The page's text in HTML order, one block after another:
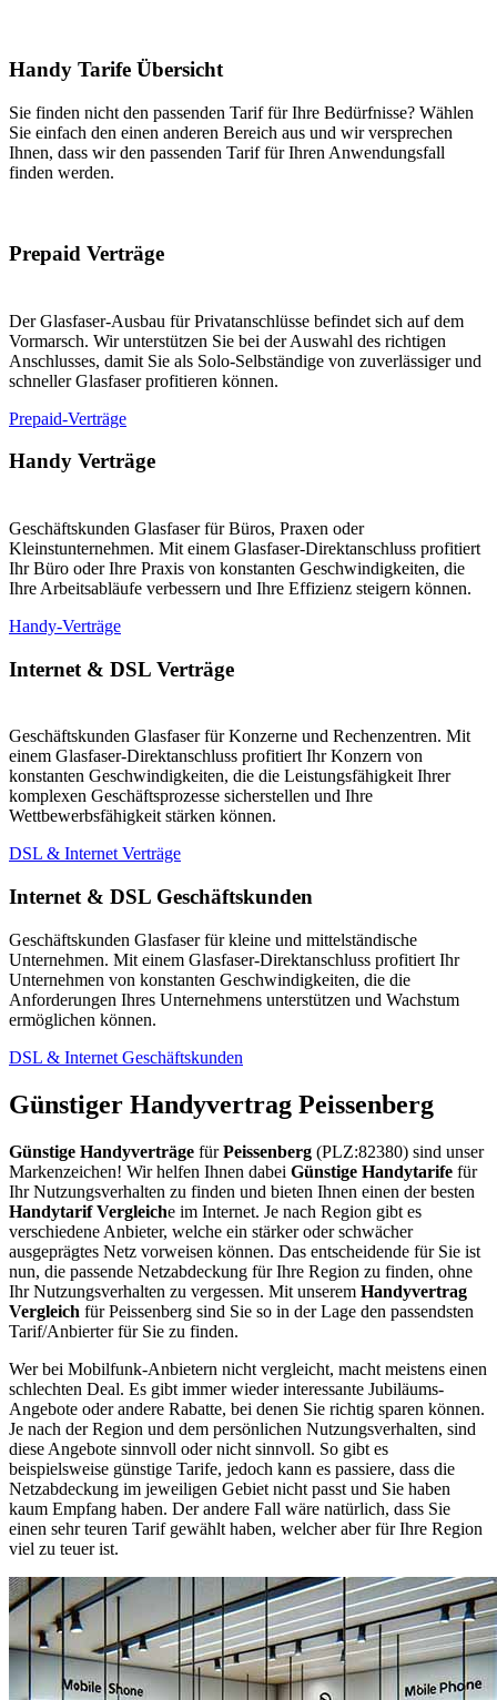
Handy Tarife Übersicht
Sie finden nicht den passenden Tarif für Ihre Bedürfnisse? Wählen
Sie einfach den einen anderen Bereich aus und wir versprechen
Ihnen, dass wir den passenden Tarif für Ihren Anwendungsfall
finden werden.
Prepaid Verträge
Der Glasfaser-Ausbau für Privatanschlüsse befindet sich auf dem
Vormarsch. Wir unterstützen Sie bei der Auswahl des richtigen
Anschlusses, damit Sie als Solo-Selbständige von zuverlässiger und
schneller Glasfaser profitieren können.
Prepaid-Verträge
Handy Verträge
Geschäftskunden Glasfaser für Büros, Praxen oder
Kleinstunternehmen. Mit einem Glasfaser-Direktanschluss profitiert
Ihr Büro oder Ihre Praxis von konstanten Geschwindigkeiten, die
Ihre Arbeitsabläufe verbessern und Ihre Effizienz steigern können.
Handy-Verträge
Internet & DSL Verträge
Geschäftskunden Glasfaser für Konzerne und Rechenzentren. Mit
einem Glasfaser-Direktanschluss profitiert Ihr Konzern von
konstanten Geschwindigkeiten, die die Leistungsfähigkeit Ihrer
komplexen Geschäftsprozesse sicherstellen und Ihre
Wettbewerbsfähigkeit stärken können.
DSL & Internet Verträge
Internet & DSL Geschäftskunden
Geschäftskunden Glasfaser für kleine und mittelständische
Unternehmen. Mit einem Glasfaser-Direktanschluss profitiert Ihr
Unternehmen von konstanten Geschwindigkeiten, die die
Anforderungen Ihres Unternehmens unterstützen und Wachstum
ermöglichen können.
DSL & Internet Geschäftskunden
Günstiger Handyvertrag Peissenberg
Günstige Handyverträge fürPeissenberg (PLZ:82380) sind unser
Markenzeichen! Wir helfen Ihnen dabei Günstige Handytarife für
Ihr Nutzungsverhalten zu finden und bieten Ihnen einen der besten
Handytarif Vergleiche im Internet. Je nach Region gibt es
verschiedene Anbieter, welche ein stärker oder schwächer
ausgeprägtes Netz vorweisen können. Das entscheidende für Sie ist
nun, die passende Netzabdeckung für Ihre Region zu finden, ohne
Ihr Nutzungsverhalten zu vergessen. Mit unserem Handyvertrag
Vergleich für Peissenberg sind Sie so in der Lage den passendsten
Tarif/Anbierter für Sie zu finden.
Wer bei Mobilfunk-Anbietern nicht vergleicht, macht meistens einen
schlechten Deal. Es gibt immer wieder interessante Jubiläums-
Angebote oder andere Rabatte, bei denen Sie richtig sparen können.
Je nach der Region und dem persönlichen Nutzungsverhalten, sind
diese Angebote sinnvoll oder nicht sinnvoll. So gibt es
beispielsweise günstige Tarife, jedoch kann es passiere, dass die
Netzabdeckung im jeweiligen Gebiet nicht passt und Sie haben
kaum Empfang haben. Der andere Fall wäre natürlich, dass Sie
einen sehr teuren Tarif gewählt haben, welcher aber für Ihre Region
viel zu teuer ist.